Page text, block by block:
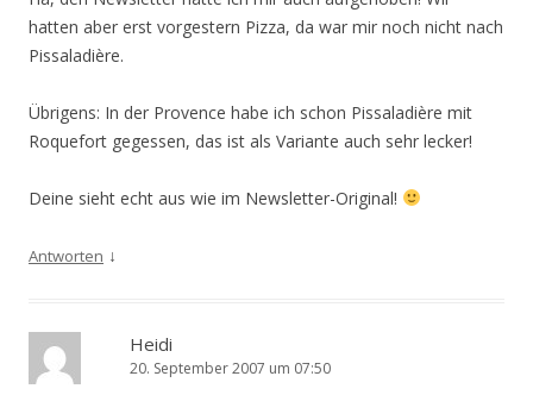
hatten aber erst vorgestern Pizza, da war mir noch nicht nach
Pissaladière.
Übrigens: In der Provence habe ich schon Pissaladière mit
Roquefort gegessen, das ist als Variante auch sehr lecker!
Deine sieht echt aus wie im Newsletter-Original!
Antworten ↓
Heidi
20. September 2007 um 07:50